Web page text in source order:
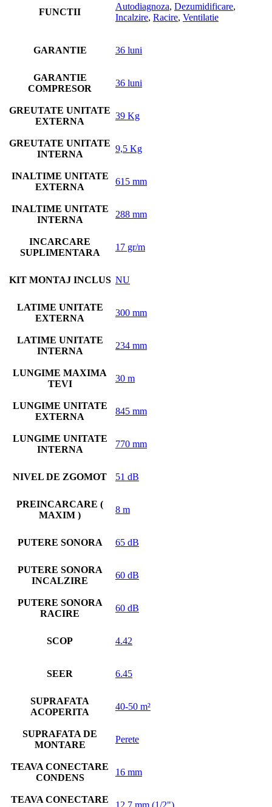
FUNCTII
Autodiagnoza, Dezumidificare,
Incalzire, Racire, Ventilatie
GARANTIE 36 luni
GARANTIE
COMPRESOR
36 luni
GREUTATE UNITATE
EXTERNA
39 Kg
GREUTATE UNITATE
INTERNA
9,5 Kg
INALTIME UNITATE
EXTERNA
615 mm
INALTIME UNITATE
INTERNA
288 mm
INCARCARE
SUPLIMENTARA
17 gr/m
KIT MONTAJ INCLUS NU
LATIME UNITATE
EXTERNA
300 mm
LATIME UNITATE
INTERNA
234 mm
LUNGIME MAXIMA
TEVI
30 m
LUNGIME UNITATE
EXTERNA
845 mm
LUNGIME UNITATE
INTERNA
770 mm
NIVEL DE ZGOMOT 51 dB
PREINCARCARE (
MAXIM )
8 m
PUTERE SONORA 65 dB
PUTERE SONORA
INCALZIRE
60 dB
PUTERE SONORA
RACIRE
60 dB
SCOP 4.42
SEER 6.45
SUPRAFATA
ACOPERITA
40-50 m²
SUPRAFATA DE
MONTARE
Perete
TEAVA CONECTARE
CONDENS
16 mm
TEAVA CONECTARE
12.7 mm (1/2")